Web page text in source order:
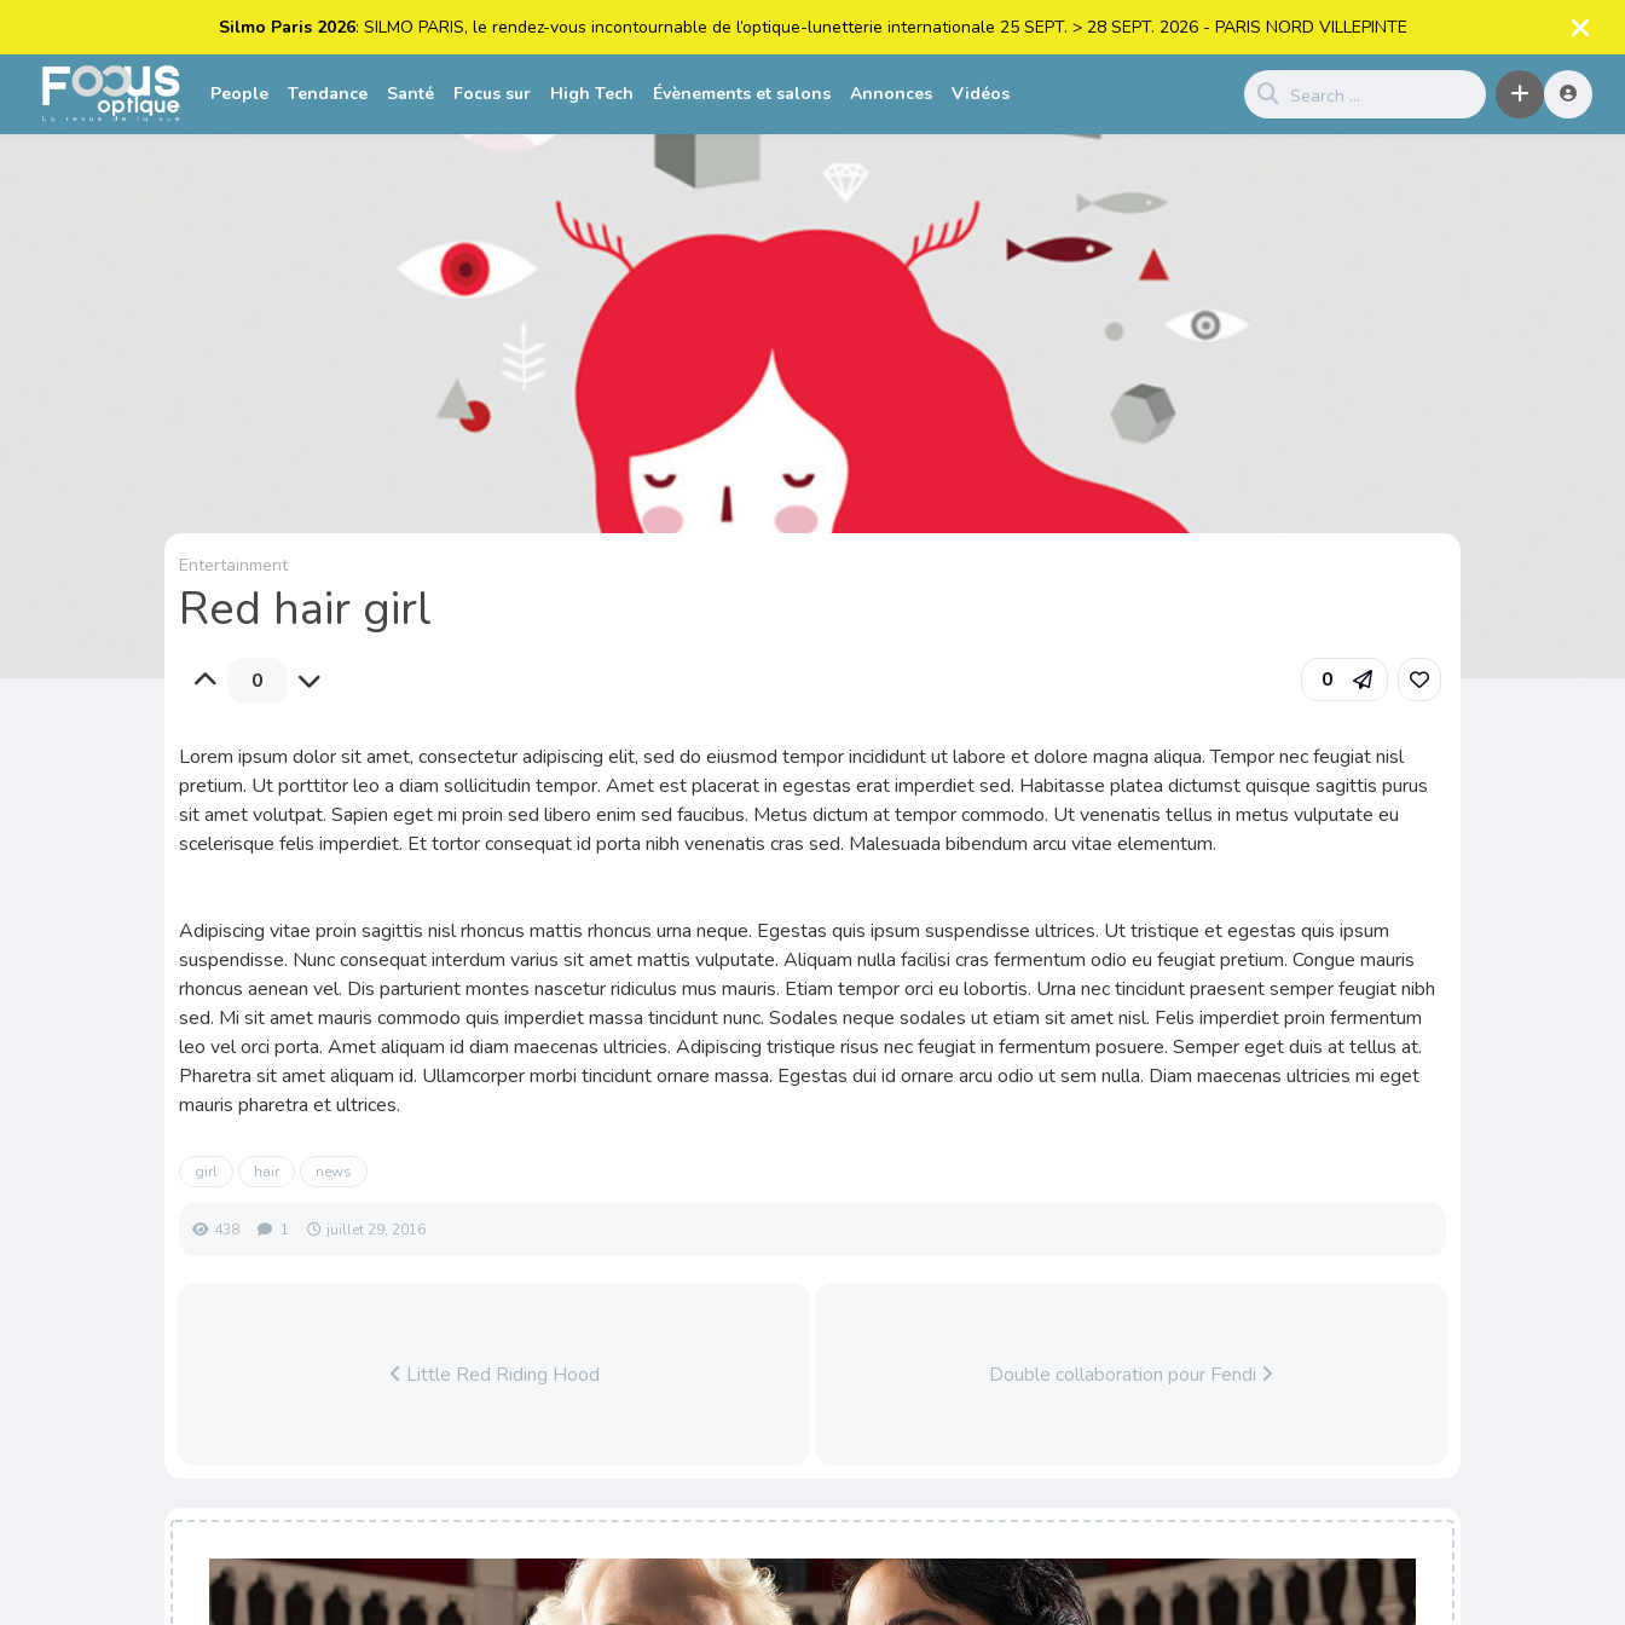
Silmo Paris 2026: SILMO PARIS, le rendez-vous incontournable de l’optique-lunetterie internationale 25 SEPT. > 28 SEPT. 2026 - PARIS NORD VILLEPINTE
People Tendance Santé Focus sur High Tech Évènements et salons Annonces Vidéos
Entertainment
Red hair girl
0 0
Lorem ipsum dolor sit amet, consectetur adipiscing elit, sed do eiusmod tempor incididunt ut labore et dolore magna aliqua. Tempor nec feugiat nisl
pretium. Ut porttitor leo a diam sollicitudin tempor. Amet est placerat in egestas erat imperdiet sed. Habitasse platea dictumst quisque sagittis purus
sit amet volutpat. Sapien eget mi proin sed libero enim sed faucibus. Metus dictum at tempor commodo. Ut venenatis tellus in metus vulputate eu
scelerisque felis imperdiet. Et tortor consequat id porta nibh venenatis cras sed. Malesuada bibendum arcu vitae elementum.
Adipiscing vitae proin sagittis nisl rhoncus mattis rhoncus urna neque. Egestas quis ipsum suspendisse ultrices. Ut tristique et egestas quis ipsum
suspendisse. Nunc consequat interdum varius sit amet mattis vulputate. Aliquam nulla facilisi cras fermentum odio eu feugiat pretium. Congue mauris
rhoncus aenean vel. Dis parturient montes nascetur ridiculus mus mauris. Etiam tempor orci eu lobortis. Urna nec tincidunt praesent semper feugiat nibh
sed. Mi sit amet mauris commodo quis imperdiet massa tincidunt nunc. Sodales neque sodales ut etiam sit amet nisl. Felis imperdiet proin fermentum
leo vel orci porta. Amet aliquam id diam maecenas ultricies. Adipiscing tristique risus nec feugiat in fermentum posuere. Semper eget duis at tellus at.
Pharetra sit amet aliquam id. Ullamcorper morbi tincidunt ornare massa. Egestas dui id ornare arcu odio ut sem nulla. Diam maecenas ultricies mi eget
mauris pharetra et ultrices.
girl hair news
438 1 juillet 29, 2016
Little Red Riding Hood Double collaboration pour Fendi